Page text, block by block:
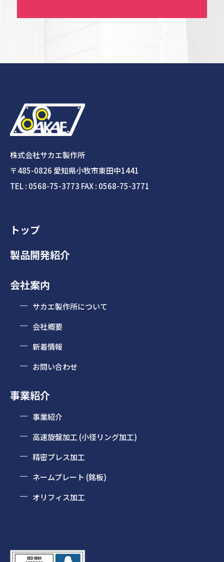
株式会社サカエ製作所
〒485-0826 愛知県小牧市東田中1441
TEL : 0568-75-3773 FAX : 0568-75-3771
トップ
製品開発紹介
会社案内
サカエ製作所について
会社概要
新着情報
お問い合わせ
事業紹介
事業紹介
高速旋盤加工 (小径リング加工)
精密プレス加工
ネームプレート (銘板)
オリフィス加工